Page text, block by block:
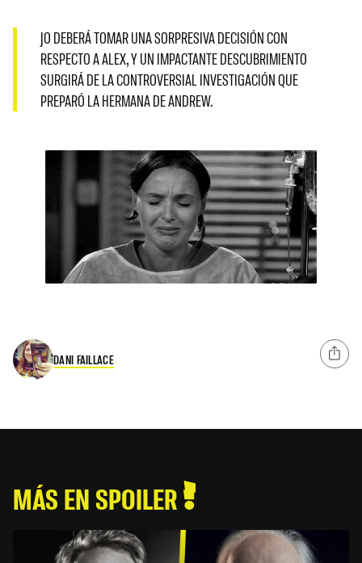
JO DEBERÁ TOMAR UNA SORPRESIVA DECISIÓN CON
RESPECTO A ALEX, Y UN IMPACTANTE DESCUBRIMIENTO
SURGIRÁ DE LA CONTROVERSIAL INVESTIGACIÓN QUE
PREPARÓ LA HERMANA DE ANDREW.
DANI FAILLACE
MÁS EN SPOILER